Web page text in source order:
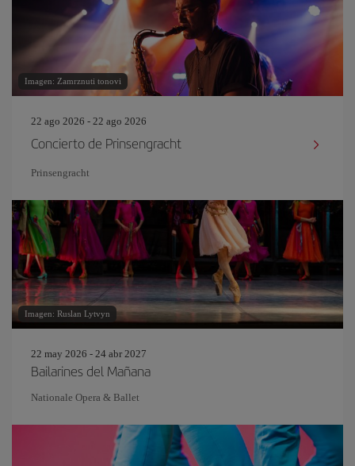
Imagen: Zamrznuti tonovi
22 ago 2026 - 22 ago 2026
Concierto de Prinsengracht
Prinsengracht
Imagen: Ruslan Lytvyn
22 may 2026 - 24 abr 2027
Bailarines del Mañana
Nationale Opera & Ballet